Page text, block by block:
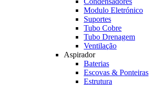
Modulo Eletrónico
Suportes
Tubo Cobre
Tubo Drenagem
Ventilação
Aspirador
Baterias
Escovas & Ponteiras
Estrutura